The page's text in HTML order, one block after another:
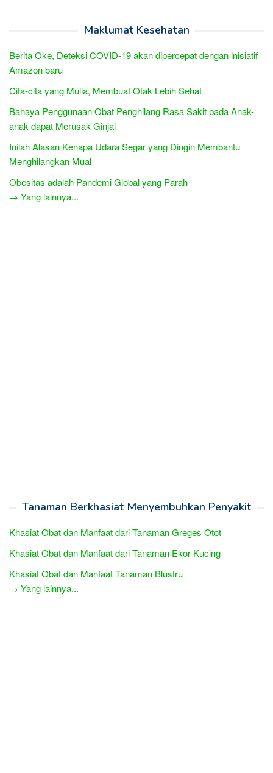
Maklumat Kesehatan
Berita Oke, Deteksi COVID-19 akan dipercepat dengan inisiatif
Amazon baru
Cita-cita yang Mulia, Membuat Otak Lebih Sehat
Bahaya Penggunaan Obat Penghilang Rasa Sakit pada Anak-
anak dapat Merusak Ginjal
Inilah Alasan Kenapa Udara Segar yang Dingin Membantu
Menghilangkan Mual
Obesitas adalah Pandemi Global yang Parah
→ Yang lainnya...
Tanaman Berkhasiat Menyembuhkan Penyakit
Khasiat Obat dan Manfaat dari Tanaman Greges Otot
Khasiat Obat dan Manfaat dari Tanaman Ekor Kucing
Khasiat Obat dan Manfaat Tanaman Blustru
→ Yang lainnya...